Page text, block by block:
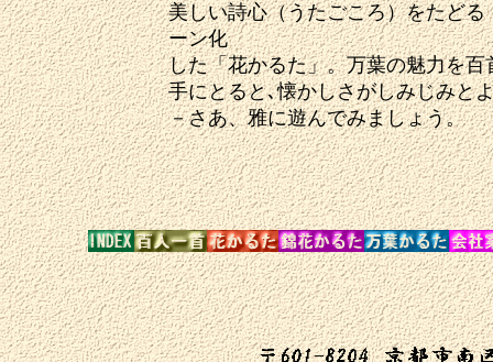
美しい詩心（うたごころ）をたど
ーン化
した「花かるた」。万葉の魅力を
手にとると､懐かしさがしみじみと
－さあ、雅に遊んでみましょう。
最終更新日